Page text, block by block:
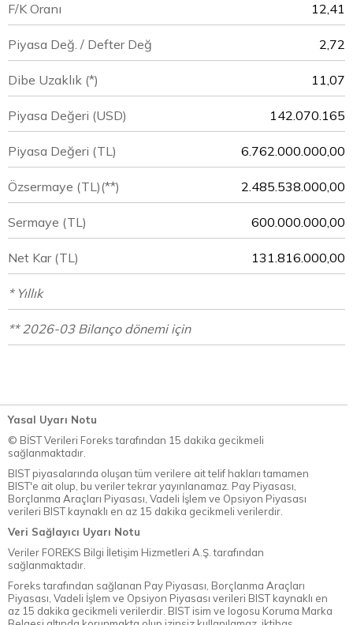
F/K Oranı 12,41
Piyasa Değ. / Defter Değ 2,72
Dibe Uzaklık (*) 11,07
Piyasa Değeri (USD) 142.070.165
Piyasa Değeri (TL) 6.762.000.000,00
Özsermaye (TL)(**) 2.485.538.000,00
Sermaye (TL) 600.000.000,00
Net Kar (TL) 131.816.000,00
* Yıllık
** 2026-03 Bilanço dönemi için
Yasal Uyarı Notu
© BİST Verileri Foreks tarafından 15 dakika gecikmeli
sağlanmaktadır.
BIST piyasalarında oluşan tüm verilere ait telif hakları tamamen
BIST'e ait olup, bu veriler tekrar yayınlanamaz. Pay Piyasası,
Borçlanma Araçları Piyasası, Vadeli İşlem ve Opsiyon Piyasası
verileri BIST kaynaklı en az 15 dakika gecikmeli verilerdir.
Veri Sağlayıcı Uyarı Notu
Veriler FOREKS Bilgi İletişim Hizmetleri A.Ş. tarafından
sağlanmaktadır.
Foreks tarafından sağlanan Pay Piyasası, Borçlanma Araçları
Piyasası, Vadeli İşlem ve Opsiyon Piyasası verileri BIST kaynaklı en
az 15 dakika gecikmeli verilerdir. BIST isim ve logosu Koruma Marka